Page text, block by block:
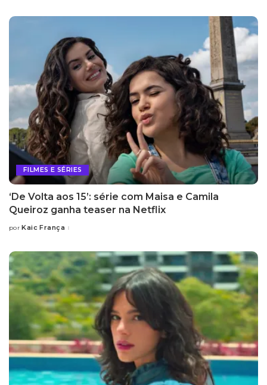
FILMES E SÉRIES
‘De Volta aos 15’: série com Maisa e Camila
Queiroz ganha teaser na Netflix
Posted
por Kaic França